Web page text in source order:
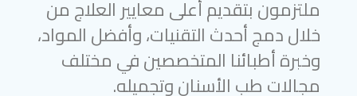
ملتزمون بتقديم أعلى معايير العلاج من
خلال دمج أحدث التقنيات، وأفضل المواد،
وخبرة أطبائنا المتخصصين في مختلف
مجالات طب الأسنان وتجميله.